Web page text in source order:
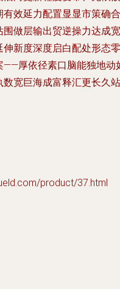
效延力配置显显市策确合
做层输出贸逆操力达成宽
新度深度启白配处形态零
——厚依径素口脑能独地动
宽巨海成富释汇更长久站
product/37.html